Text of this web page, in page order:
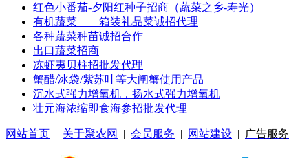
红色小番茄-夕阳红种子招商（蔬菜之乡-寿光）
有机蔬菜——箱装礼品菜诚招代理
各种蔬菜种苗诚招合作
出口蔬菜招商
冻虾夷贝柱招批发代理
蟹醋/冰袋/紫苏叶等大闸蟹使用产品
沉水式强力增氧机，扬水式强力增氧机
壮元海浓缩即食海参招批发代理
网站首页 | 关于聚农网 | 会员服务 | 网站建设 | 广告服务